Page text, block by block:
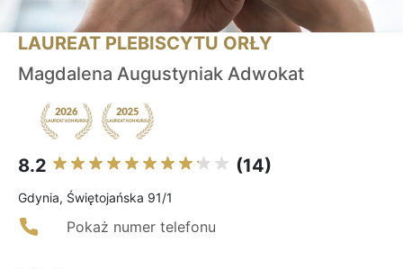
LAUREAT PLEBISCYTU ORŁY
Magdalena Augustyniak Adwokat
8.2 (14)
Gdynia, Świętojańska 91/1
Pokaż numer telefonu